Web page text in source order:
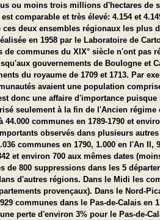
ou moins trois millions d'hectares de
comparable et très élevé: 4.154 et
ces deux ensembles régionaux les plus
en 1958 par le Laboratoire de
de communes du XIX° siècle n'ont pas
gouvernements de Boulogne et
du royaume de 1709 et 1713. Par
avaient une population
donc une affaire d'importance
seulement à la fin de l'Ancien
44.000 communes en 1789-1790 et
observés dans plusieurs
communes en 1790, 1.000 en l'An
et environ 700 aux mêmes dates
de 800 suppressions dans les 5
d'autres régions. Dans le Midi les
provençaux). Dans le Nord-
communes dans le Pas-de-Calais
perte d'environ 3% pour le Pas-de-